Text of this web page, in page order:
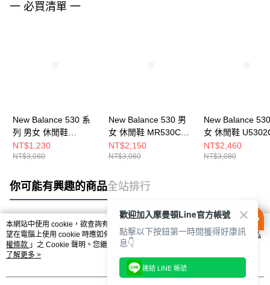
一 必買清單 一
New Balance 530 系
列 男女 休閒鞋
MR530SY-D
NT$1,230
NT$3,080
New Balance 530 男
女 休閒鞋 MR530CE-
D
NT$2,150
NT$3,080
New Balance
女 休閒鞋
NT$2,460
NT$3,080
你可能有興趣的商品全站排行
熱門標籤
本網站中使用 cookie，欲查詢有關本網站使用 cookie 方式之詳情，及若您不希
望在電腦上使用 cookie 時應如何變更電腦的 cookie 設定，請參閱本網站「
隱私
權條款 」之 Cookie 聲明。您繼續使用本網站即表示您同意本公司得按本網站使
用條款之 Cookie 聲明使用 cookie。
了解更多 >
歡迎加入摩曼頓Line官方帳號
點擊以下按鈕第一時間獲得好康訊
息👇
連結 LINE 帳號